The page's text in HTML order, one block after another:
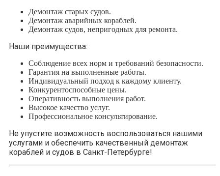
Демонтаж старых судов.
Демонтаж аварийных кораблей.
Демонтаж судов, непригодных для ремонта.
Наши преимущества:
Соблюдение всех норм и требований безопасности.
Гарантия на выполненные работы.
Индивидуальный подход к каждому клиенту.
Конкурентоспособные цены.
Оперативность выполнения работ.
Высокое качество услуг.
Профессиональное консультирование.
Не упустите возможность воспользоваться нашими
услугами и обеспечить качественный демонтаж
кораблей и судов в Санкт-Петербурге!